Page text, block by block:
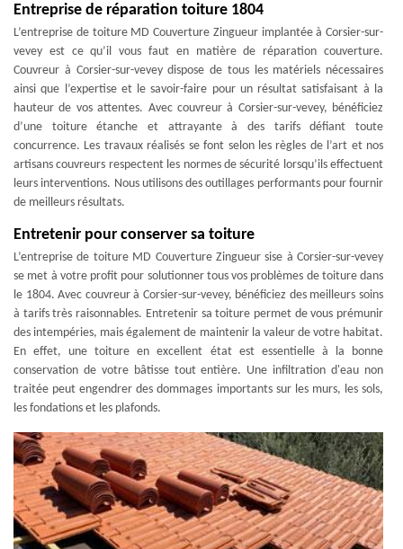
Entreprise de réparation toiture 1804
L’entreprise de toiture MD Couverture Zingueur implantée à Corsier-sur-
vevey est ce qu’il vous faut en matière de réparation couverture.
Couvreur à Corsier-sur-vevey dispose de tous les matériels nécessaires
ainsi que l’expertise et le savoir-faire pour un résultat satisfaisant à la
hauteur de vos attentes. Avec couvreur à Corsier-sur-vevey, bénéficiez
d’une toiture étanche et attrayante à des tarifs défiant toute
concurrence. Les travaux réalisés se font selon les règles de l’art et nos
artisans couvreurs respectent les normes de sécurité lorsqu’ils effectuent
leurs interventions. Nous utilisons des outillages performants pour fournir
de meilleurs résultats.
Entretenir pour conserver sa toiture
L’entreprise de toiture MD Couverture Zingueur sise à Corsier-sur-vevey
se met à votre profit pour solutionner tous vos problèmes de toiture dans
le 1804. Avec couvreur à Corsier-sur-vevey, bénéficiez des meilleurs soins
à tarifs très raisonnables. Entretenir sa toiture permet de vous prémunir
des intempéries, mais également de maintenir la valeur de votre habitat.
En effet, une toiture en excellent état est essentielle à la bonne
conservation de votre bâtisse tout entière. Une infiltration d'eau non
traitée peut engendrer des dommages importants sur les murs, les sols,
les fondations et les plafonds.